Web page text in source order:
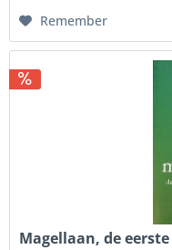
Remember
Magellaan, de